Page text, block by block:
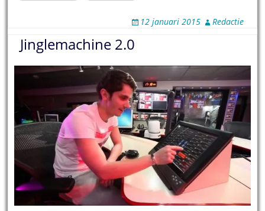
12 januari 2015 Redactie
Jinglemachine 2.0